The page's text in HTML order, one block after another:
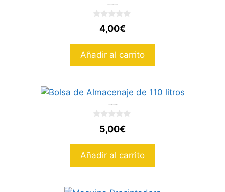
5
4,00€
Añadir al carrito
5
5,00€
Añadir al carrito